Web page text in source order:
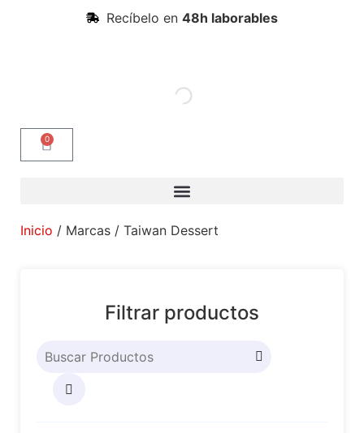
Recíbelo en 48h laborables
0
Inicio / Marcas / Taiwan Dessert
Filtrar productos